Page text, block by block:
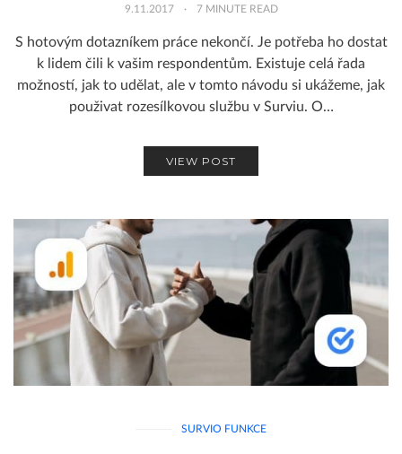
9.11.2017 7 MINUTE READ
S hotovým dotazníkem práce nekončí. Je potřeba ho dostat
k lidem čili k vašim respondentům. Existuje celá řada
možností, jak to udělat, ale v tomto návodu si ukážeme, jak
použivat rozesílkovou službu v Surviu. O…
VIEW POST
SURVIO FUNKCE